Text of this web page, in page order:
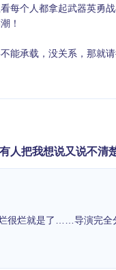
个人都拿起武器英勇战
！
承载，没关系，那就请
人把我想说又说不
很烂就是了……导演完全